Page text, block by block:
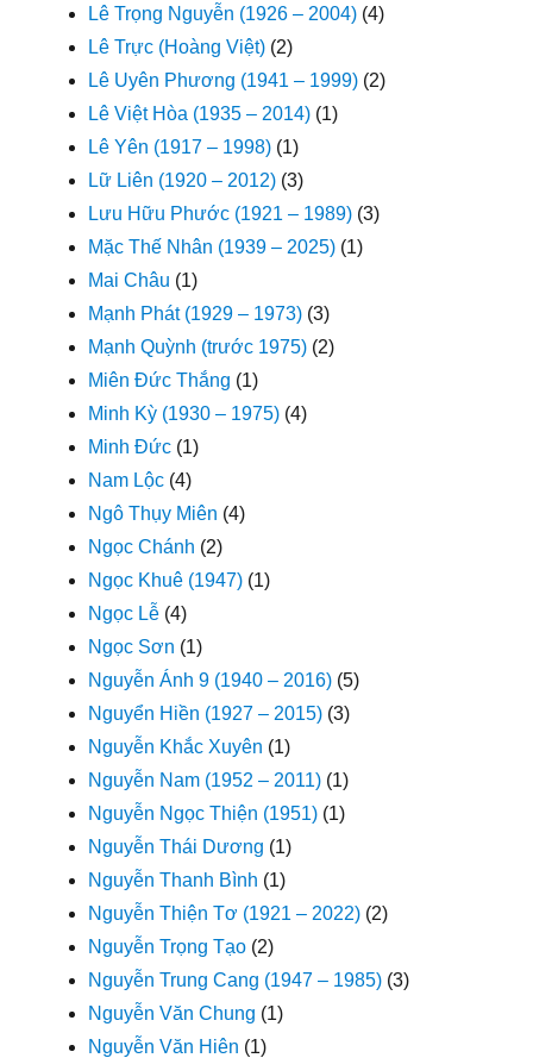
Lê Trọng Nguyễn (1926 – 2004) (4)
Lê Trực (Hoàng Việt) (2)
Lê Uyên Phương (1941 – 1999) (2)
Lê Việt Hòa (1935 – 2014) (1)
Lê Yên (1917 – 1998) (1)
Lữ Liên (1920 – 2012) (3)
Lưu Hữu Phước (1921 – 1989) (3)
Mặc Thế Nhân (1939 – 2025) (1)
Mai Châu (1)
Mạnh Phát (1929 – 1973) (3)
Mạnh Quỳnh (trước 1975) (2)
Miên Đức Thắng (1)
Minh Kỳ (1930 – 1975) (4)
Minh Đức (1)
Nam Lộc (4)
Ngô Thụy Miên (4)
Ngọc Chánh (2)
Ngọc Khuê (1947) (1)
Ngọc Lễ (4)
Ngọc Sơn (1)
Nguyễn Ánh 9 (1940 – 2016) (5)
Nguyển Hiền (1927 – 2015) (3)
Nguyễn Khắc Xuyên (1)
Nguyễn Nam (1952 – 2011) (1)
Nguyễn Ngọc Thiện (1951) (1)
Nguyễn Thái Dương (1)
Nguyễn Thanh Bình (1)
Nguyễn Thiện Tơ (1921 – 2022) (2)
Nguyễn Trọng Tạo (2)
Nguyễn Trung Cang (1947 – 1985) (3)
Nguyễn Văn Chung (1)
Nguyễn Văn Hiên (1)